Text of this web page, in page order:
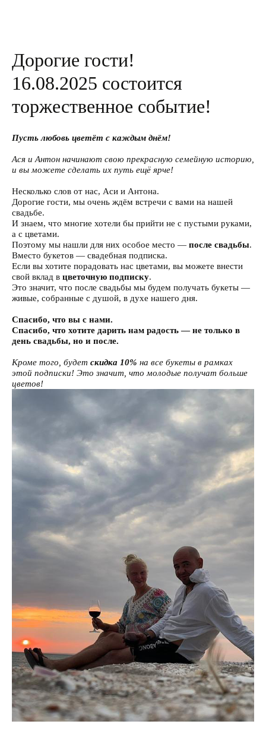
Дорогие гости!
16.08.2025 состоится
торжественное событие!
Пусть любовь цветёт с каждым днём!
Ася и Антон начинают свою прекрасную семейную историю,
и вы можете сделать их путь ещё ярче!
Несколько слов от нас, Аси и Антона.
Дорогие гости, мы очень ждём встречи с вами на нашей
свадьбе.
И знаем, что многие хотели бы прийти не с пустыми руками,
а с цветами.
Поэтому мы нашли для них особое место — после свадьбы.
Вместо букетов — свадебная подписка.
Если вы хотите порадовать нас цветами, вы можете внести
свой вклад в цветочную подписку.
Это значит, что после свадьбы мы будем получать букеты —
живые, собранные с душой, в духе нашего дня.
Спасибо, что вы с нами.
Спасибо, что хотите дарить нам радость — не только в
день свадьбы, но и после.
Кроме того, будет скидка 10% на все букеты в рамках
этой подписки! Это значит, что молодые получат больше
цветов!